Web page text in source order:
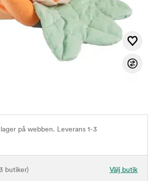
på webben. Leverans 1-3
Välj butik
butiker)